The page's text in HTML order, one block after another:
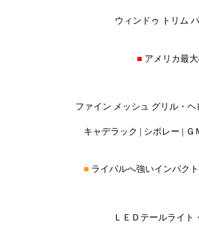
ウィンドゥ トリム
■ アメリカ最
ファイン メッシュ グリル・
キャデラック | シボレー |
■ ライバルへ強いインパク
ＬＥＤテールライト